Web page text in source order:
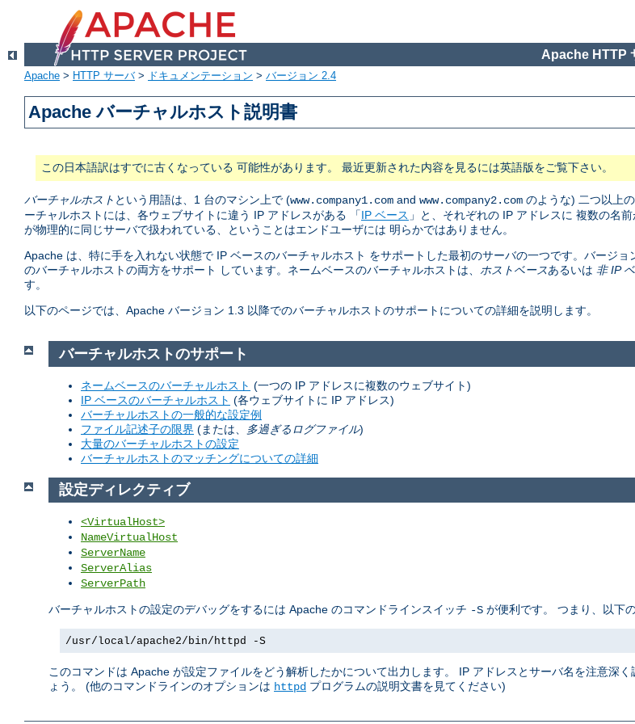
Apache HTTP
Apache > HTTP サーバ> ドキュメンテーション > バージョン 2.4
Apache バーチャルホスト説明書
この日本語訳はすでに古くなっている 可能性があります。 最近更新された内容を見るには英語版をご覧下さい。
バーチャルホスト という用語は、1 台のマシン上で (www.company1.com and www.company2.com のような) 二つ以上
ーチャルホストには、各ウェブサイトに違う IP アドレスがある 「IP ベース 」と、それぞれの IP アドレスに 複数の名前
が物理的に同じサーバで扱われている、ということはエンドユーザには 明らかではありません。
Apache は、特に手を入れない状態で IP ベースのバーチャルホスト をサポートした最初のサーバの一つです。バージ
のバーチャルホストの両方をサポート しています。ネームベースのバーチャルホストは、 ホストベースあるいは 非 IP
す。
以下のページでは、Apache バージョン 1.3 以降でのバーチャルホストのサポートについての詳細を説明します。
バーチャルホストのサポート
ネームベースのバーチャルホスト (一つの IP アドレスに複数のウェブサイト)
IP ベースのバーチャルホスト (各ウェブサイトに IP アドレス)
バーチャルホストの一般的な設定例
ファイル記述子の限界 (または、 多過ぎるログファイル)
大量のバーチャルホストの設定
バーチャルホストのマッチングについての詳細
設定ディレクティブ
<VirtualHost>
NameVirtualHost
ServerName
ServerAlias
ServerPath
バーチャルホストの設定のデバッグをするには Apache のコマンドラインスイッチ -S が便利です。 つまり、以下
/usr/local/apache2/bin/httpd -S
このコマンドは Apache が設定ファイルをどう解析したかについて出力します。 IP アドレスとサーバ名を注意深
ょう。 (他のコマンドラインのオプションは httpd プログラムの説明文書を見てください)